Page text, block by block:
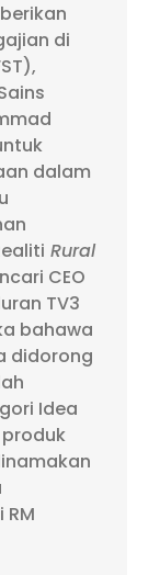
di
dalam
Rural
CEO
TV3
bahawa
didorong
Idea